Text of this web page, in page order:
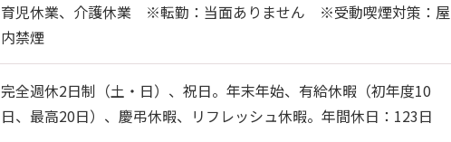
育児休業、介護休業 ※転勤：当面ありません ※受動喫煙対策：屋
内禁煙
完全週休2日制（土・日）、祝日。年末年始、有給休暇（初年度10
日、最高20日）、慶弔休暇、リフレッシュ休暇。年間休日：123日